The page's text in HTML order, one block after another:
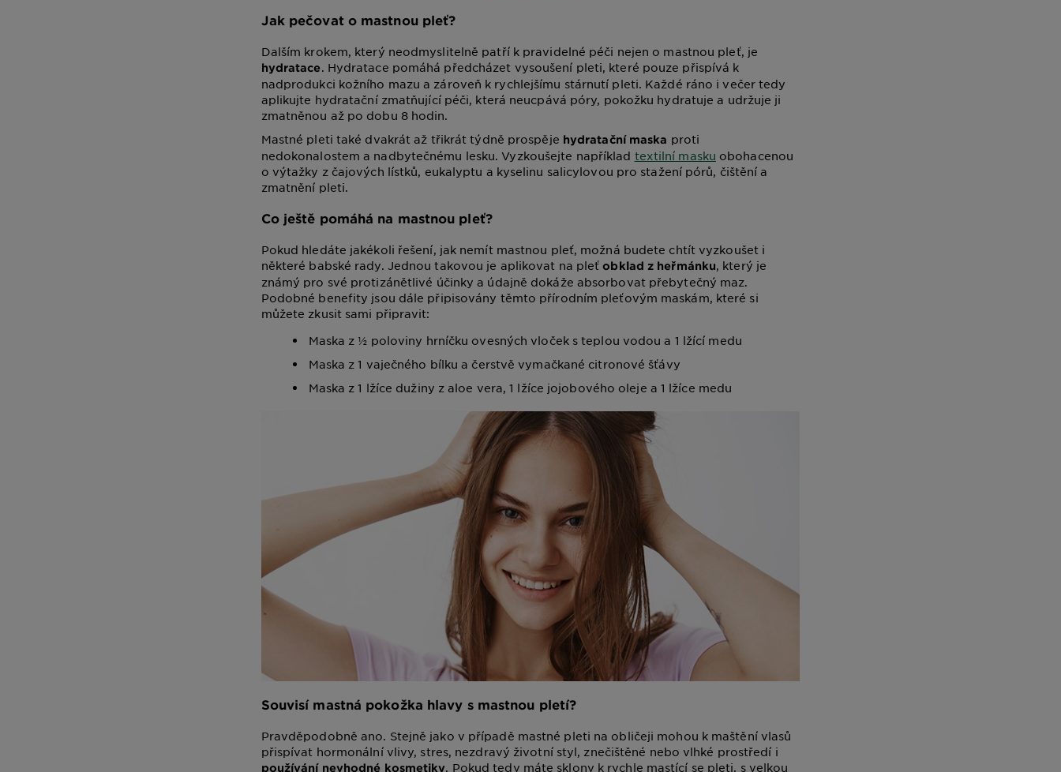
Jak pečovat o mastnou pleť?
Dalším krokem, který neodmyslitelně patří k pravidelné péči nejen o mastnou pleť, je
hydratace. Hydratace pomáhá předcházet vysoušení pleti, které pouze přispívá k
nadprodukci kožního mazu a zároveň k rychlejšímu stárnutí pleti. Každé ráno i večer tedy
aplikujte hydratační zmatňující péči, která neucpává póry, pokožku hydratuje a udržuje ji
zmatněnou až po dobu 8 hodin.
Mastné pleti také dvakrát až třikrát týdně prospěje hydratační maska proti
nedokonalostem a nadbytečnému lesku. Vyzkoušejte například textilní masku obohacenou
o výtažky z čajových lístků, eukalyptu a kyselinu salicylovou pro stažení pórů, čištění a
zmatnění pleti.
Co ještě pomáhá na mastnou pleť?
Pokud hledáte jakékoli řešení, jak nemít mastnou pleť, možná budete chtít vyzkoušet i
některé babské rady. Jednou takovou je aplikovat na pleťobklad z heřmánku, který je
známý pro své protizánětlivé účinky a údajně dokáže absorbovat přebytečný maz.
Podobné benefity jsou dále připisovány těmto přírodním pleťovým maskám, které si
můžete zkusit sami připravit:
Maska z ½ poloviny hrníčku ovesných vloček s teplou vodou a 1 lžící medu
Maska z 1 vaječného bílku a čerstvě vymačkané citronové šťávy
Maska z 1 lžíce dužiny z aloe vera, 1 lžíce jojobového oleje a 1 lžíce medu
Souvisí mastná pokožka hlavy s mastnou pletí?
Pravděpodobně ano. Stejně jako v případě mastné pleti na obličeji mohou k maštění vlasů
přispívat hormonální vlivy, stres, nezdravý životní styl, znečištěné nebo vlhké prostředí i
používání nevhodné kosmetiky. Pokud tedy máte sklony k rychle mastící se pleti, s velkou